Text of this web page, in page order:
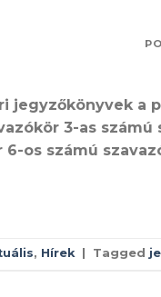
jegyzőkönyvek a
3-as
6-os számú
, Hírek Tagged